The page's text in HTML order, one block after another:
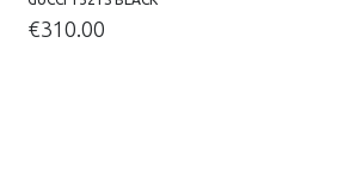
€310.00